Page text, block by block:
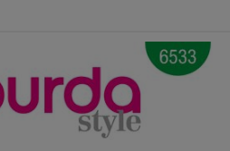
Νήματα για
Χερούλια
Ιμάντες
Πλέγματα